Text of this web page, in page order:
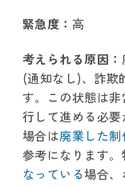
緊急度： 高
考えられる原因：
(通知なし)、詐欺
す。この状態は
行して進める必
場合は廃業した
参考になります。
なっている場合